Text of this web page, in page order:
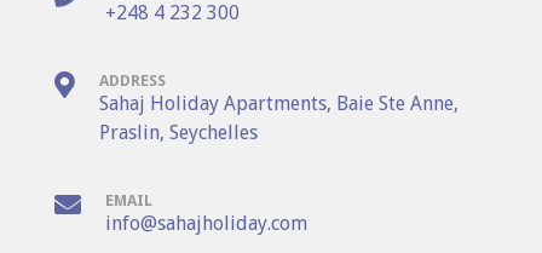
+248 4 232 300
ADDRESS
Sahaj Holiday Apartments, Baie Ste Anne,
Praslin, Seychelles
EMAIL
info@sahajholiday.com